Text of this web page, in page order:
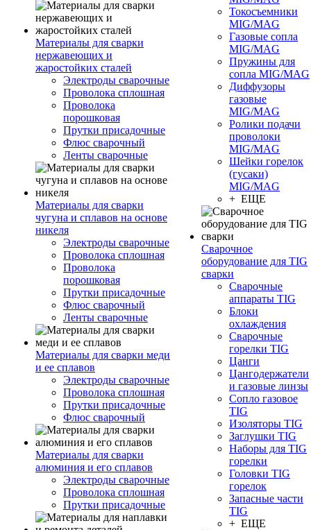
Материалы для сварки
нержавеющих и
жаростойких сталей
Электроды сварочные
Проволока сплошная
Проволока
порошковая
Прутки присадочные
Флюс сварочный
Ленты сварочные
Материалы для сварки
чугуна и сплавов на основе
никеля
Электроды сварочные
Проволока сплошная
Проволока
порошковая
Прутки присадочные
Флюс сварочный
Ленты сварочные
Материалы для сварки меди
и ее сплавов
Электроды сварочные
Проволока сплошная
Прутки присадочные
Флюс сварочный
Материалы для сварки
алюминия и его сплавов
Электроды сварочные
Проволока сплошная
Прутки присадочные
Токосъемники
MIG/MAG
Газовые сопла
MIG/MAG
Пружины для
сопла MIG/MAG
Диффузоры
газовые
MIG/MAG
Ролики подачи
проволоки
MIG/MAG
Шейки горелок
(гусаки)
MIG/MAG
+ ЕЩЕ
Сварочное
оборудование для TIG
сварки
Сварочные
аппараты TIG
Блоки
охлаждения
Сварочные
горелки TIG
Цанги
Цангодержатели
и газовые линзы
Сопло газовое
TIG
Изоляторы TIG
Заглушки TIG
Наборы для TIG
горелки
Головки TIG
горелок
Запасные части
TIG
+ ЕЩЕ